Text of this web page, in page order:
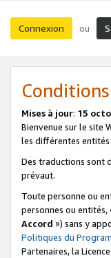
Connexion ou
Mises à jour: 15
Bienvenue sur le site
les différentes entités
Des traductions sont
prévaut.
Toute personne ou
personnes ou entités,
Accord ») sans y
Politiques du
Partenaires, la